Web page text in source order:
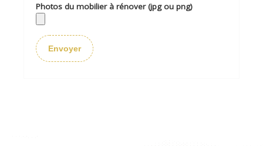
Photos du mobilier à rénover (jpg ou png)